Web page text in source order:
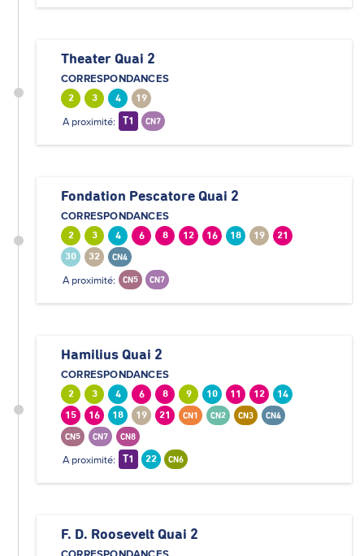
Theater Quai 2
CORRESPONDANCES
2 3 4 19
A proximité: T1 CN7
Fondation Pescatore Quai 2
CORRESPONDANCES
2 3 4 6 8 12 16 18 19
21
30
32 CN4
A proximité: CN5 CN7
Hamilius Quai 2
CORRESPONDANCES
2 3 4 6 8 9 10 11 12
14
15
16 18 19 21 CN1 CN2 CN3 CN4
CN5 CN7 CN8
A proximité: T1 22 CN6
F. D. Roosevelt Quai 2